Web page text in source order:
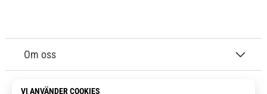
Om oss
Kundtjänst